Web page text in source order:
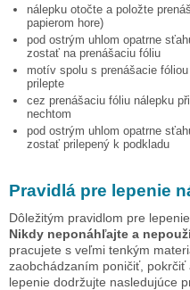
nálepku otočte a položte
papierom hore)
pod ostrým uhlom opatrne
zostať na prenášaciu fóliu
motív spolu s prenášacie
prilepte
cez prenášaciu fóliu nálepku
nechtom
pod ostrým uhlom opatrne
zostať prilepený k podkladu
Pravidlá pre lepenie
Dôležitým pravidlom pre
Nikdy neponáhľajte a
pracujete s veľmi tenkým
zaobchádzaním poničiť,
lepenie dodržujte nasledujúce